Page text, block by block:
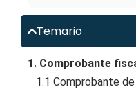
Temario
1. Comprobante
1.1 Comprobante